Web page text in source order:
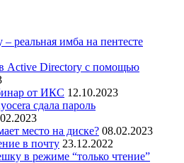
реальная имба на пентесте
Active Directory с помощью
от ИКС 12.10.2023
сдала пароль
место на диске? 08.02.2023
в почту 23.12.2022
в режиме “только чтение”